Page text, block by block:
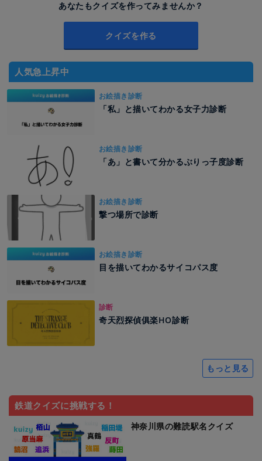
あなたもクイズを作ってみませんか？
クイズを作る
人気急上昇中
お絵描き診断
「私」と描いてわかる女子力診断
お絵描き診断
「あ」と書いて分かるぶりっ子度診断
お絵描き診断
撃つ場所で診断
お絵描き診断
目を描いてわかるサイコパス度
診断
奇天烈探偵俱楽HO診断
もっと見る
鉄道クイズに挑戦する！
神奈川県の難読駅名クイズ